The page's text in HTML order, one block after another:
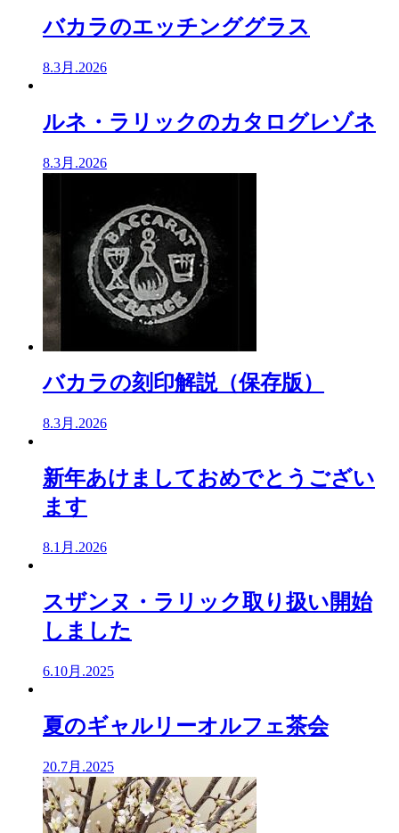
バカラのエッチンググラス
8.3月.2026
ルネ・ラリックのカタログレゾネ
8.3月.2026
バカラの刻印解説（保存版）
8.3月.2026
新年あけましておめでとうござい
ます
8.1月.2026
スザンヌ・ラリック取り扱い開始
しました
6.10月.2025
夏のギャルリーオルフェ茶会
20.7月.2025